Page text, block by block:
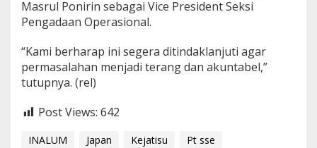
Masrul Ponirin sebagai Vice President Seksi
Pengadaan Operasional.
“Kami berharap ini segera ditindaklanjuti agar
permasalahan menjadi terang dan akuntabel,”
tutupnya. (rel)
Post Views: 642
INALUM Japan Kejatisu
Pt sse